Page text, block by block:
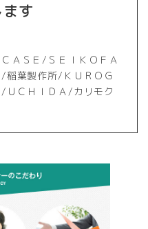
す
ＡＳＥ/ＳＥＩＫＯＦＡ
葉製作所/ＫＵＲＯＧ
ＣＨＩＤＡ/カリモク